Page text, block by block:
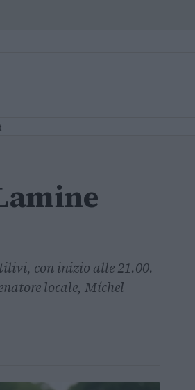
con inizio alle 21.00.
locale, Míchel